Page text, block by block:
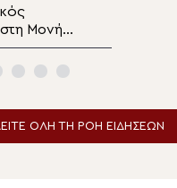
Μονή
Πρώτης
ΟΛΗ ΤΗ ΡΟΗ ΕΙΔΗΣΕΩΝ